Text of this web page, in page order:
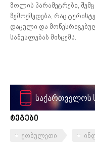
ზოლის პარამეტრები,
ზემოქმედება, რაც
დაცული და
საშუალებას მისცემს.
ტეგები
ქობულეთი